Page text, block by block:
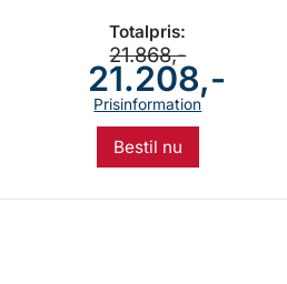
Totalpris:
21.868,-
21.208,-
Prisinformation
Bestil nu